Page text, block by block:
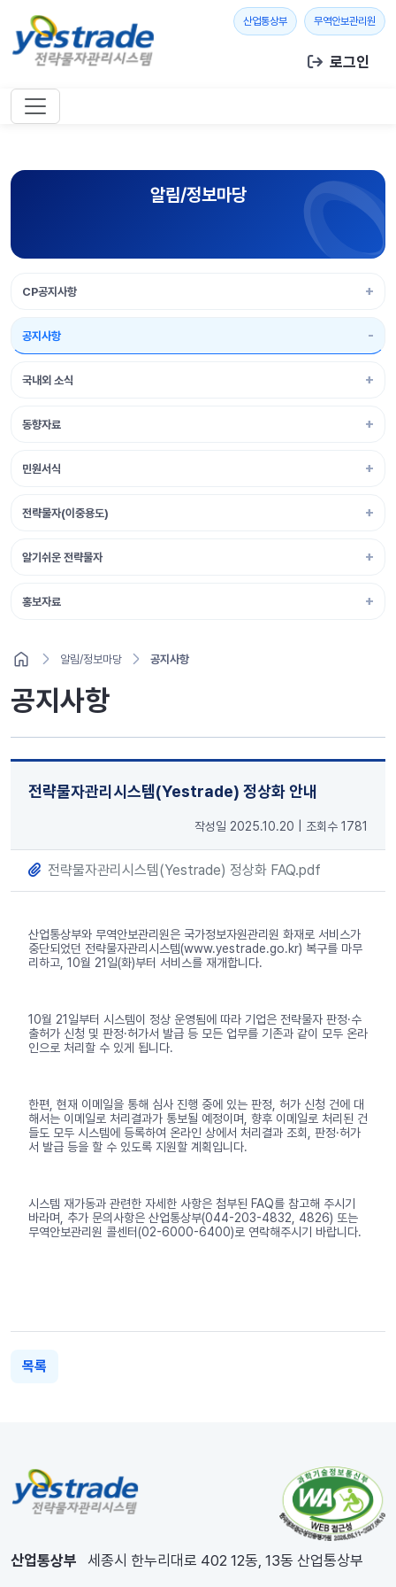
산업통상부새 창 열기무역안보관리원 새
로그인
알림/정보마당
CP공지사항
공지사항
국내외 소식
동향자료
민원서식
전략물자(이중용도)
알기쉬운 전략물자
홍보자료
알림/정보마당 공지사항
공지사항
전략물자관리시스템(Yestrade) 정상화 안내
작성일 2025.10.20 조회수 1781
전략물자관리시스템(Yestrade) 정상화 FAQ.pdf
산업통상부와 무역안보관리원은 국가정보자원관리원 화재로 서비스가
중단되었던 전략물자관리시스템(www.yestrade.go.kr) 복구를 마무
리하고, 10월 21일(화)부터 서비스를 재개합니다.
10월 21일부터 시스템이 정상 운영됨에 따라 기업은 전략물자 판정·수
출허가 신청 및 판정·허가서 발급 등 모든 업무를 기존과 같이 모두 온라
인으로 처리할 수 있게 됩니다.
한편, 현재 이메일을 통해 심사 진행 중에 있는 판정, 허가 신청 건에 대
해서는 이메일로 처리결과가 통보될 예정이며, 향후 이메일로 처리된 건
들도 모두 시스템에 등록하여 온라인 상에서 처리결과 조회, 판정·허가
서 발급 등을 할 수 있도록 지원할 계획입니다.
시스템 재가동과 관련한 자세한 사항은 첨부된 FAQ를 참고해 주시기
바라며, 추가 문의사항은 산업통상부(044-203-4832, 4826) 또는
무역안보관리원 콜센터(02-6000-6400)로 연락해주시기 바랍니다.
목록
산업통상부 세종시 한누리대로 402 12동, 13동 산업통상부